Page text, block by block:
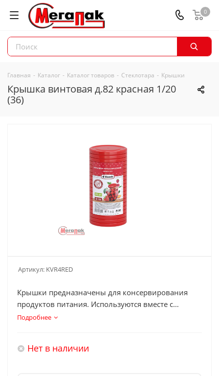
0
Главная - Каталог - Каталог товаров - Стеклотара - Крышки
Крышка винтовая д.82 красная 1/20
(36)
Артикул: KVR4RED
Крышки предназначены для консервирования
продуктов питания. Используются вместе с
закаточной машинкой. Обработаны пищевым
специального уплотнительного кольца,
Подробнее
Нет в наличии